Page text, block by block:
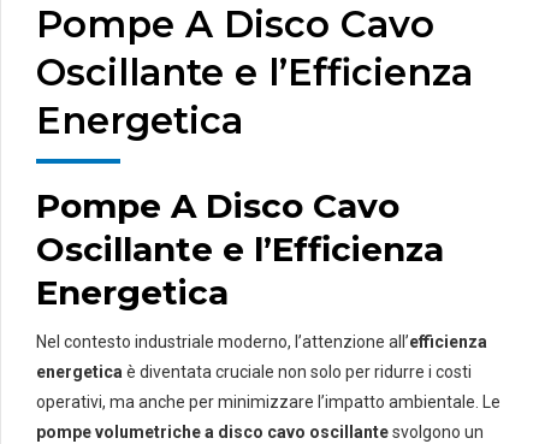
Pompe A Disco Cavo
Oscillante e l’Efficienza
Energetica
Pompe A Disco Cavo
Oscillante e l’Efficienza
Energetica
Nel contesto industriale moderno, l’attenzione all’efficienza
energetica è diventata cruciale non solo per ridurre i costi
operativi, ma anche per minimizzare l’impatto ambientale. Le
pompe volumetriche a disco cavo oscillantesvolgono un